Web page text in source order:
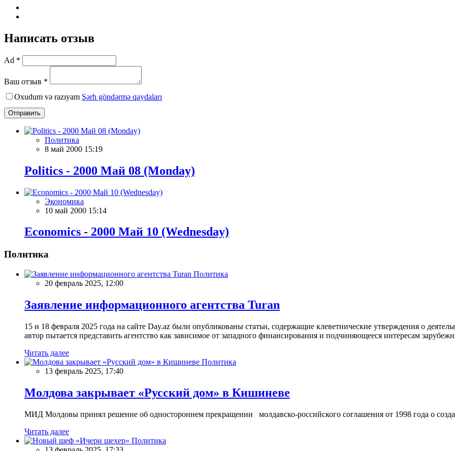
Написать отзыв
Ad *
Ваш отзыв *
Oxudum və razıyam Şərh göndərmə qaydaları
Отправить
Политика
8 май 2000 15:19
Politics - 2000 Май 08 (Monday)
Экономика
10 май 2000 15:14
Economics - 2000 Май 10 (Wednesday)
Политика
Политика
20 февраль 2025, 12:00
Заявление информационного агентства Turan
15 и 18 февраля 2025 года на сайте Day.az были опубликованы статьи, содержащие клеветнические утверждения о
автор пытается представить агентство как зависимое от западного финансирования и подчиняющееся интересам
Читать далее
Политика
13 февраль 2025, 17:40
Молдова закрывает «Русский дом» в Кишиневе
МИД Молдовы принял решение об одностороннем прекращении молдавско-российского соглашения от 1998 года о
Читать далее
Политика